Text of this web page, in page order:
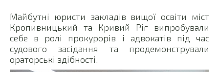
Майбутні юристи закладів вищої освіти міст
Кропивницький та Кривий Ріг випробували
себе в ролі прокурорів і адвокатів під час
судового засідання та продемонстрували
ораторські здібності.